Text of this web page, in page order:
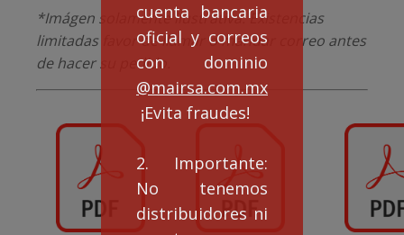
cuenta bancaria
oficial y correos
con dominio
@mairsa.com.mx
¡Evita fraudes!
2. Importante:
No tenemos
distribuidores ni
*Imágen solamente ilustrativa. Existencias
limitadas favor de llamar o mandar correo antes
de hacer su pedido.